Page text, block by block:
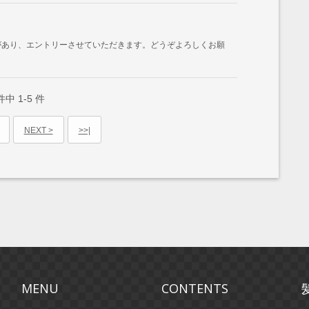
り、エントリーさせていただきます。どうぞよろしくお願
中 1-5 件
NEXT > >>|
MENU CONTENTS